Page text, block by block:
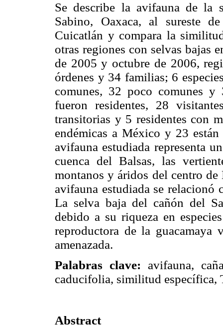
Se describe la avifauna de la
Sabino, Oaxaca, al sureste
Cuicatlán y compara la
otras regiones con selvas bajas
de 2005 y octubre de 2006,
órdenes y 34 familias; 6
comunes, 32 poco comunes y
fueron residentes, 28
transitorias y 5 residentes con
endémicas a México y 23
avifauna estudiada representa
cuenca del Balsas, las
montanos y áridos del centro
avifauna estudiada se relacionó
La selva baja del cañón del
debido a su riqueza en
reproductora de la guacamaya
amenazada.
Palabras clave: avifauna,
caducifolia, similitud específica,
Abstract